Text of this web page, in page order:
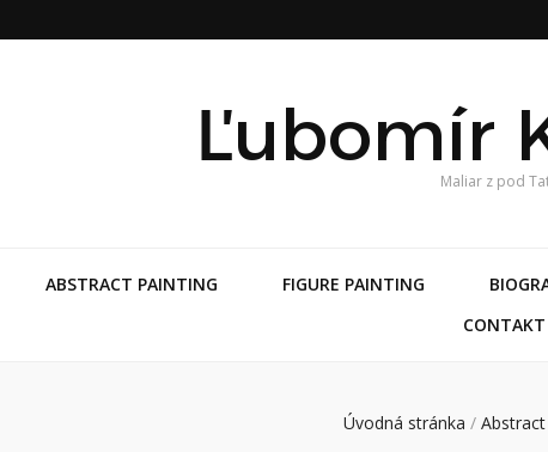
Ľubomír
Maliar z pod
ABSTRACT PAINTING FIGURE PAINTING
CONTAKT
Úvodná stránka /